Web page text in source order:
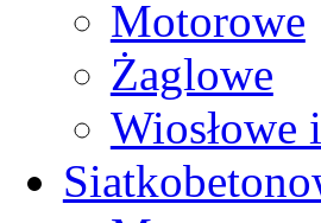
Motorowe
Żaglowe
Wiosłowe